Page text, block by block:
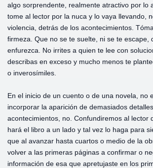
algo sorprendente, realmente atractivo por lo
tome al lector por la nuca y lo vaya llevando,
violencia, detrás de los acontecimientos.
firmeza. Que no se te suelte, ni se te escape,
enfurezca. No irrites a quien te lee con
describas en exceso y mucho menos te
o inverosímiles.
En el inicio de un cuento o de una novela, no
incorporar la aparición de demasiados
acontecimientos, no. Confundiremos al lector
hará el libro a un lado y tal vez lo haga para
que al avanzar hasta cuartos o medio de la
volver a las primeras páginas a confirmar o
información de esa que apretujaste en los